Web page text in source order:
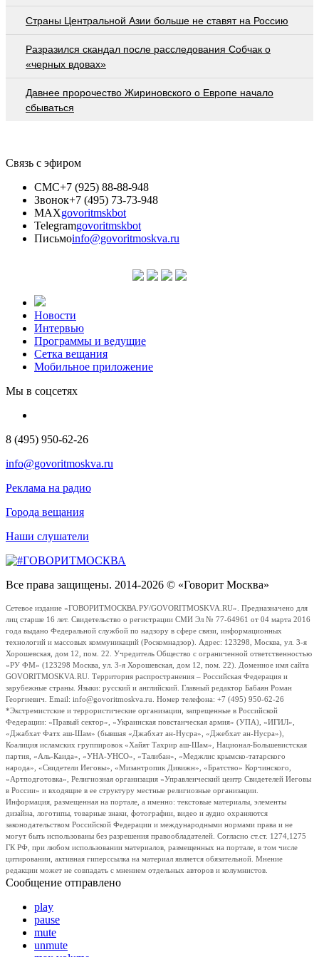
Страны Центральной Азии больше не ставят на Россию
Разразился скандал после расследования Собчак о
«черных вдовах»
Давнее пророчество Жириновского о Европе начало
сбываться
Связь с эфиром
СМС+7 (925) 88-88-948
Звонок+7 (495) 73-73-948
MAXgovoritmskbot
Telegramgovoritmskbot
Письмоinfo@govoritmoskva.ru
Новости
Интервью
Программы и ведущие
Сетка вещания
Мобильное приложение
Мы в соцсетях
8 (495) 950-62-26
info@govoritmoskva.ru
Реклама на радио
Города вещания
Наши слушатели
Все права защищены. 2014-2026 © «Говорит Москва»
Сетевое издание «ГОВОРИТМОСКВА.РУ/GOVORITMOSKVA.RU». Предназначено для
лиц старше 16 лет. Свидетельство о регистрации СМИ Эл № 77-64961 от 04 марта 2016
года выдано Федеральной службой по надзору в сфере связи, информационных
технологий и массовых коммуникаций (Роскомнадзор). Адрес: 123298, Москва, ул. 3-я
Хорошевская, дом 12, пом. 22. Учредитель Общество с ограниченной ответственностью
«РУ ФМ» (123298 Москва, ул. 3-я Хорошевская, дом 12, пом. 22). Доменное имя сайта
GOVORITMOSKVA.RU. Территория распространения – Российская Федерация и
зарубежные страны. Языки: русский и английский. Главный редактор Бабаян Роман
Георгиевич. Email: info@govoritmoskva.ru. Номер телефона: +7 (495) 950-62-26
*Экстремистские и террористические организации, запрещенные в Российской
Федерации: «Правый сектор», «Украинская повстанческая армия» (УПА), «ИГИЛ»,
«Джабхат Фатх аш-Шам» (бывшая «Джабхат ан-Нусра», «Джебхат ан-Нусра»),
Коалиция исламских группировок «Хайят Тахрир аш-Шам», Национал-Большевистская
партия, «Аль-Каида», «УНА-УНСО», «Талибан», «Меджлис крымско-татарского
народа», «Свидетели Иеговы», «Мизантропик Дивижн», «Братство» Корчинского,
«Артподготовка», Религиозная организация «Управленческий центр Свидетелей Иеговы
в России» и входящие в ее структуру местные религиозные организации.
Информация, размещенная на портале, а именно: текстовые материалы, элементы
дизайна, логотипы, товарные знаки, фотографии, видео и аудио охраняются
законодательством Российской Федерации и международными нормами права и не
могут быть использованы без разрешения правообладателей. Согласно ст.ст. 1274,1275
ГК РФ, при любом использовании материалов, размещенных на портале, в том числе
цитировании, активная гиперссылка на материал является обязательной. Мнение
редакции может не совпадать с мнением отдельных авторов и колумнистов.
Сообщение отправлено
play
pause
mute
unmute